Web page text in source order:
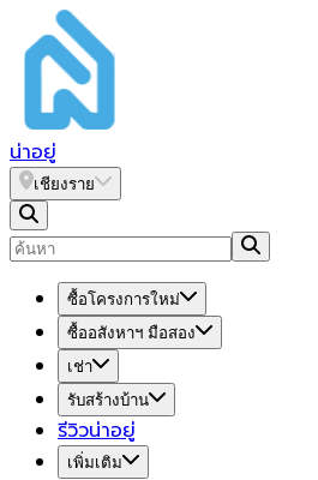
น่าอยู่
เชียงราย
ซื้อโครงการใหม่
ซื้ออสังหาฯ มือสอง
เช่า
รับสร้างบ้าน
รีวิวน่าอยู่
เพิ่มเติม